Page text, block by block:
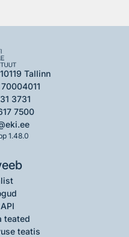
Tallinn
3731
7500
1.48.0
teated
teatis